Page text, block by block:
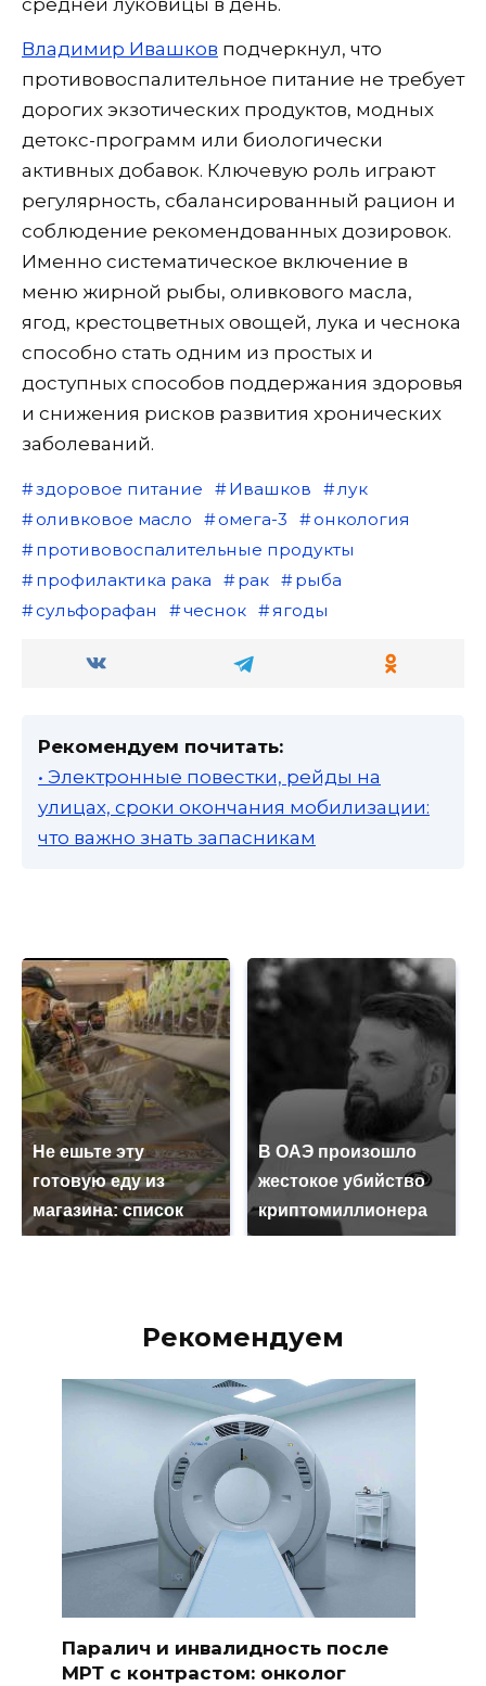
средней луковицы в день.
Владимир Ивашков подчеркнул, что
противовоспалительное питание не требует
дорогих экзотических продуктов, модных
детокс-программ или биологически
активных добавок. Ключевую роль играют
регулярность, сбалансированный рацион и
соблюдение рекомендованных дозировок.
Именно систематическое включение в
меню жирной рыбы, оливкового масла,
ягод, крестоцветных овощей, лука и чеснока
способно стать одним из простых и
доступных способов поддержания здоровья
и снижения рисков развития хронических
заболеваний.
здоровое питание Ивашков
лук
оливковое масло
омега-3
онкология
противовоспалительные продукты
профилактика рака
рак
рыба
сульфорафан
чеснок ягоды
Рекомендуем почитать:
• Электронные повестки, рейды на
улицах, сроки окончания мобилизации:
что важно знать запасникам
Не ешьте эту
готовую еду из
магазина: список
В ОАЭ произошло
жестокое убийство
криптомиллионера
Рекомендуем
Паралич и инвалидность после
МРТ с контрастом: онколог